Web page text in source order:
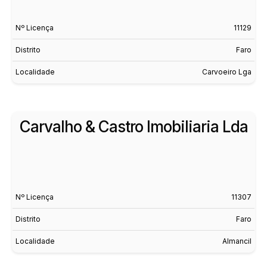
Nº Licença 11129
Distrito Faro
Localidade Carvoeiro Lga
Carvalho & Castro Imobiliaria Lda
Nº Licença 11307
Distrito Faro
Localidade Almancil